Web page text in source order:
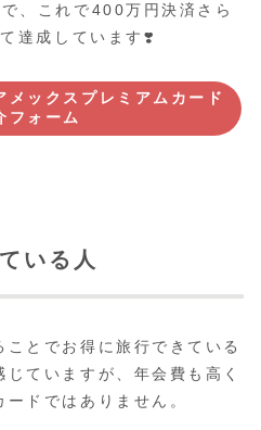
、これで400万円決済さら
達成しています❣️
メックスプレミアムカード
フォーム
いる人
とでお得に旅行できている
ていますが、年会費も高く
ドではありません。